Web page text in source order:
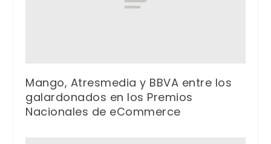
Mango, Atresmedia y BBVA entre los
galardonados en los Premios
Nacionales de eCommerce